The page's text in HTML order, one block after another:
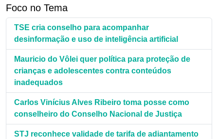
Foco no Tema
TSE cria conselho para acompanhar
desinformação e uso de inteligência artificial
Mauricio do Vôlei quer política para proteção de
crianças e adolescentes contra conteúdos
inadequados
Carlos Vinícius Alves Ribeiro toma posse como
conselheiro do Conselho Nacional de Justiça
STJ reconhece validade de tarifa de adiantamento